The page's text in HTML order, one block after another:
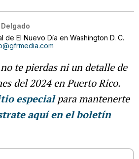
de El Nuevo Día en Washington D. C.
te pierdas ni un detalle de
del 2024 en Puerto Rico.
especialpara mantenerte
aquí en el boletín